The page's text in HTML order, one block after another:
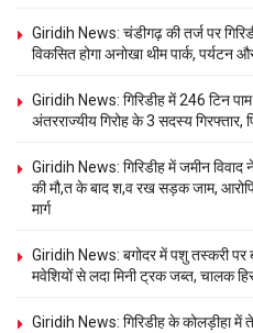
Giridih News: चंडीगढ़ की तर्ज पर
विकसित होगा अनोखा थीम पार्क, पर्यटन
Giridih News: गिरिडीह में 246 टिन
अंतरराज्यीय गिरोह के 3 सदस्य गिरफ्तार,
Giridih News: गिरिडीह में जमीन
की मौ,त के बाद श,व रख सड़क जाम,
मार्ग
Giridih News: बगोदर में पशु तस्करी पर
मवेशियों से लदा मिनी ट्रक जब्त, चालक
Giridih News: गिरिडीह के कोलड़ीहा में